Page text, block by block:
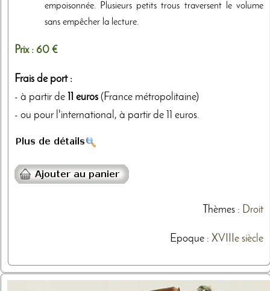
empoisonnée. Plusieurs petits trous traversent le volume
sans empêcher la lecture.
Prix : 60 €
Frais de port :
- à partir de
11 euros (France métropolitaine)
- ou pour l'international, à partir de 11 euros.
Thèmes: Droit
Epoque : XVIIIe siècle